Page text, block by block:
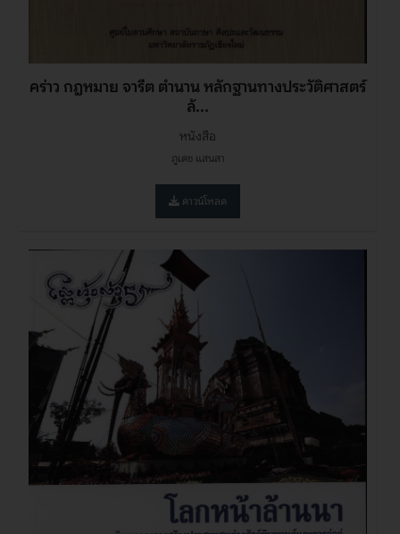
คร่าว กฎหมาย จารีต ตำนาน หลักฐานทางประวัติศาสตร์
ล้...
หนังสือ
ภูเดช แสนสา
ดาวน์โหลด